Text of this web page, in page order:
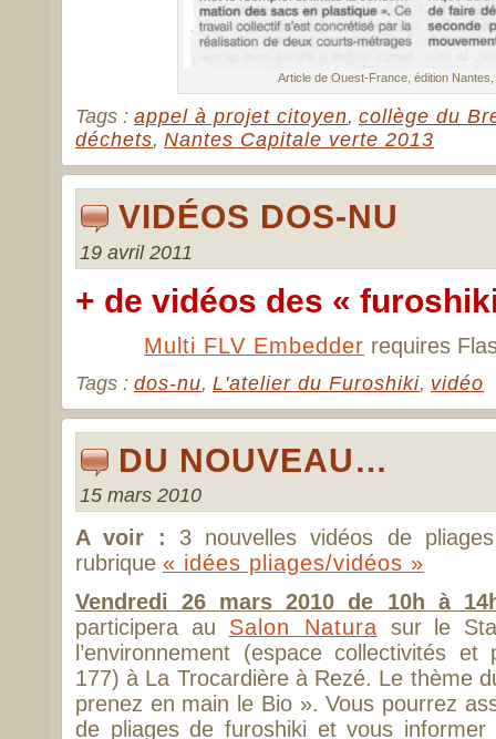
Article de Ouest-France, édition Nantes,
Tags : appel à projet citoyen, collège du
déchets, Nantes Capitale verte 2013
VIDÉOS DOS-NU
19 avril 2011
+ de vidéos des «
Multi FLV Embedder requires
Tags : dos-nu, L'atelier du Furoshiki, vidéo
DU NOUVEAU…
15 mars 2010
A voir : 3 nouvelles vidéos de
rubrique « idées pliages/vidéos »
Vendredi 26 mars 2010 de 10h à
participera au Salon Natura sur le
l’environnement (espace collectivités
177) à La Trocardière à Rezé. Le thème
prenez en main le Bio ». Vous pourrez
de pliages de furoshiki et vous